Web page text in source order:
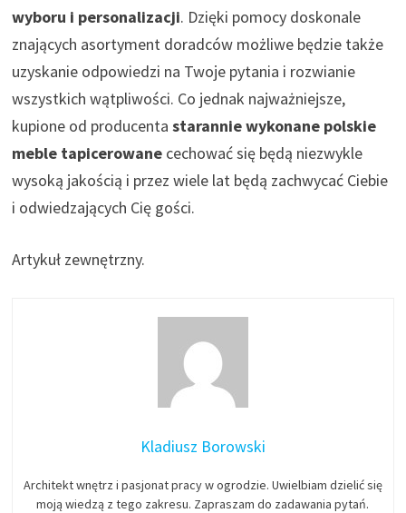
wyboru i personalizacji. Dzięki pomocy doskonale
znających asortyment doradców możliwe będzie także
uzyskanie odpowiedzi na Twoje pytania i rozwianie
wszystkich wątpliwości. Co jednak najważniejsze,
kupione od producentastarannie wykonane polskie
meble tapicerowane cechować się będą niezwykle
wysoką jakością i przez wiele lat będą zachwycać Ciebie
i odwiedzających Cię gości.
Artykuł zewnętrzny.
Kladiusz Borowski
Architekt wnętrz i pasjonat pracy w ogrodzie. Uwielbiam dzielić się
moją wiedzą z tego zakresu. Zapraszam do zadawania pytań.